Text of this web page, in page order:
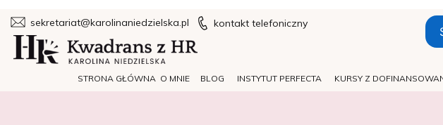
O MNIE INSTYTUT PERFECTA
sekretariat@karolinaniedzielska.pl kontakt telefoniczny
KURSY Z
STRONA GŁÓWNA BLOG